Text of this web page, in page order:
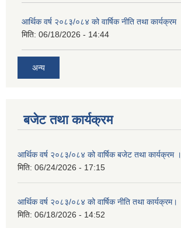
आर्थिक वर्ष २०८३/०८४ को वार्षिक नीति तथा कार्यक्रम
मिति: 06/18/2026 - 14:44
अन्य
बजेट तथा कार्यक्रम
आर्थिक वर्ष २०८३/०८४ को वार्षिक बजेट तथा कार्यक्रम ।
मिति: 06/24/2026 - 17:15
आर्थिक वर्ष २०८३/०८४ को वार्षिक नीति तथा कार्यक्रम।
मिति: 06/18/2026 - 14:52